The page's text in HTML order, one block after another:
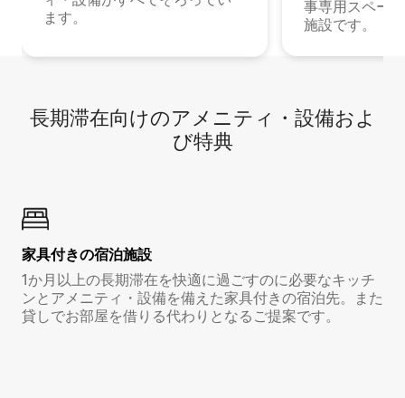
ます。
事専用スペー
施設です。
長期滞在向け⁠のア⁠メ⁠ニ⁠テ⁠ィ⁠・設⁠備⁠およ
び特⁠典
家具付き⁠の宿⁠泊⁠施⁠設
1か月以上の長期滞在を快適に過ごすのに必要なキッチ
ンとアメニティ・設備を備えた家具付きの宿泊先。また
貸しでお部屋を借りる代わりとなるご提案です。